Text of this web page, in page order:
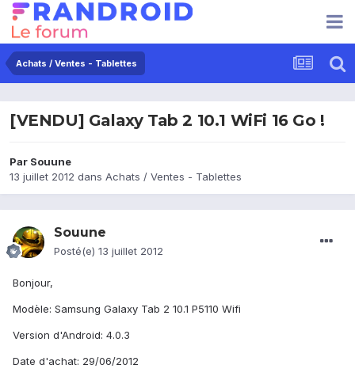
Achats / Ventes - Tablettes
[VENDU] Galaxy Tab 2 10.1 WiFi 16 Go !
Par Souune
13 juillet 2012 dans Achats / Ventes - Tablettes
Souune
Posté(e) 13 juillet 2012
Bonjour,
Modèle: Samsung Galaxy Tab 2 10.1 P5110 Wifi
Version d'Android: 4.0.3
Date d'achat: 29/06/2012